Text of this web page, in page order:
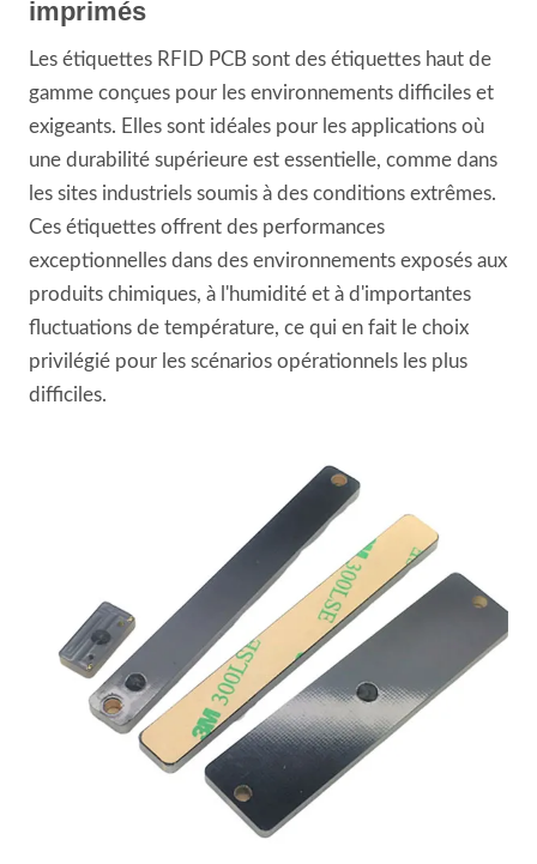
imprimés
Les étiquettes RFID PCB sont des étiquettes haut de
gamme conçues pour les environnements difficiles et
exigeants. Elles sont idéales pour les applications où
une durabilité supérieure est essentielle, comme dans
les sites industriels soumis à des conditions extrêmes.
Ces étiquettes offrent des performances
exceptionnelles dans des environnements exposés aux
produits chimiques, à l'humidité et à d'importantes
fluctuations de température, ce qui en fait le choix
privilégié pour les scénarios opérationnels les plus
difficiles.